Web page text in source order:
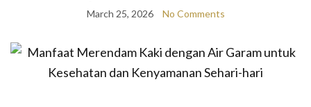
March 25, 2026 No Comments